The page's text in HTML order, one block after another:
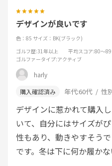
デザインが良いです
色：85 サイズ：BK(ブラック)
ゴルフ歴:31年以上 平均スコア:80～89
ゴルファータイプ:アクティブ
harly
年代:60代 性
デザインに惹かれて購入
いて、自分にはサイズが
性もあり、動きやすそう
です。冬は下に何か履か